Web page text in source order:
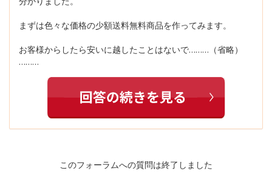
まずは色々な価格の少額送料無料商品を作ってみます。
お客様からしたら安いに越したことはないで………（省略）
………
このフォーラムへの質問は終了しました